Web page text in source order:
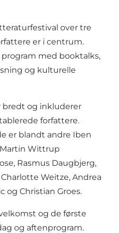
over tre
er i centrum.
med booktalks,
og kulturelle
og inkluderer
forfattere.
er blandt andre Iben
Wittrup
Rasmus Daugbjerg,
Weitze, Andrea
og Christian Groes.
og de første
og aftenprogram.